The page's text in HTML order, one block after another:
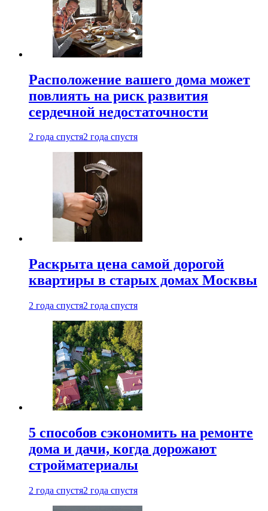
Расположение вашего дома может
повлиять на риск развития
сердечной недостаточности
2 года спустя2 года спустя
Раскрыта цена самой дорогой
квартиры в старых домах Москвы
2 года спустя2 года спустя
5 способов сэкономить на ремонте
дома и дачи, когда дорожают
стройматериалы
2 года спустя2 года спустя